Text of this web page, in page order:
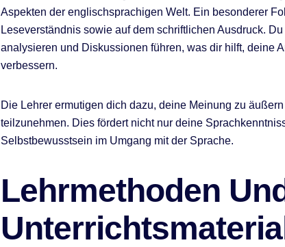
Aspekten der englischsprachigen Welt. Ein besonderer
Leseverständnis sowie auf dem schriftlichen Ausdruck.
analysieren und Diskussionen führen, was dir hilft, deine
verbessern.
Die Lehrer ermutigen dich dazu, deine Meinung zu
teilzunehmen. Dies fördert nicht nur deine
Selbstbewusstsein im Umgang mit der Sprache.
Lehrmethoden